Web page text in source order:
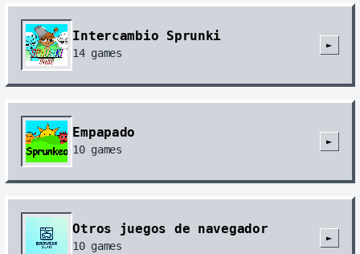
Intercambio Sprunki
14games
►
Empapado
10games
►
Otros juegos de navegador
10games
►